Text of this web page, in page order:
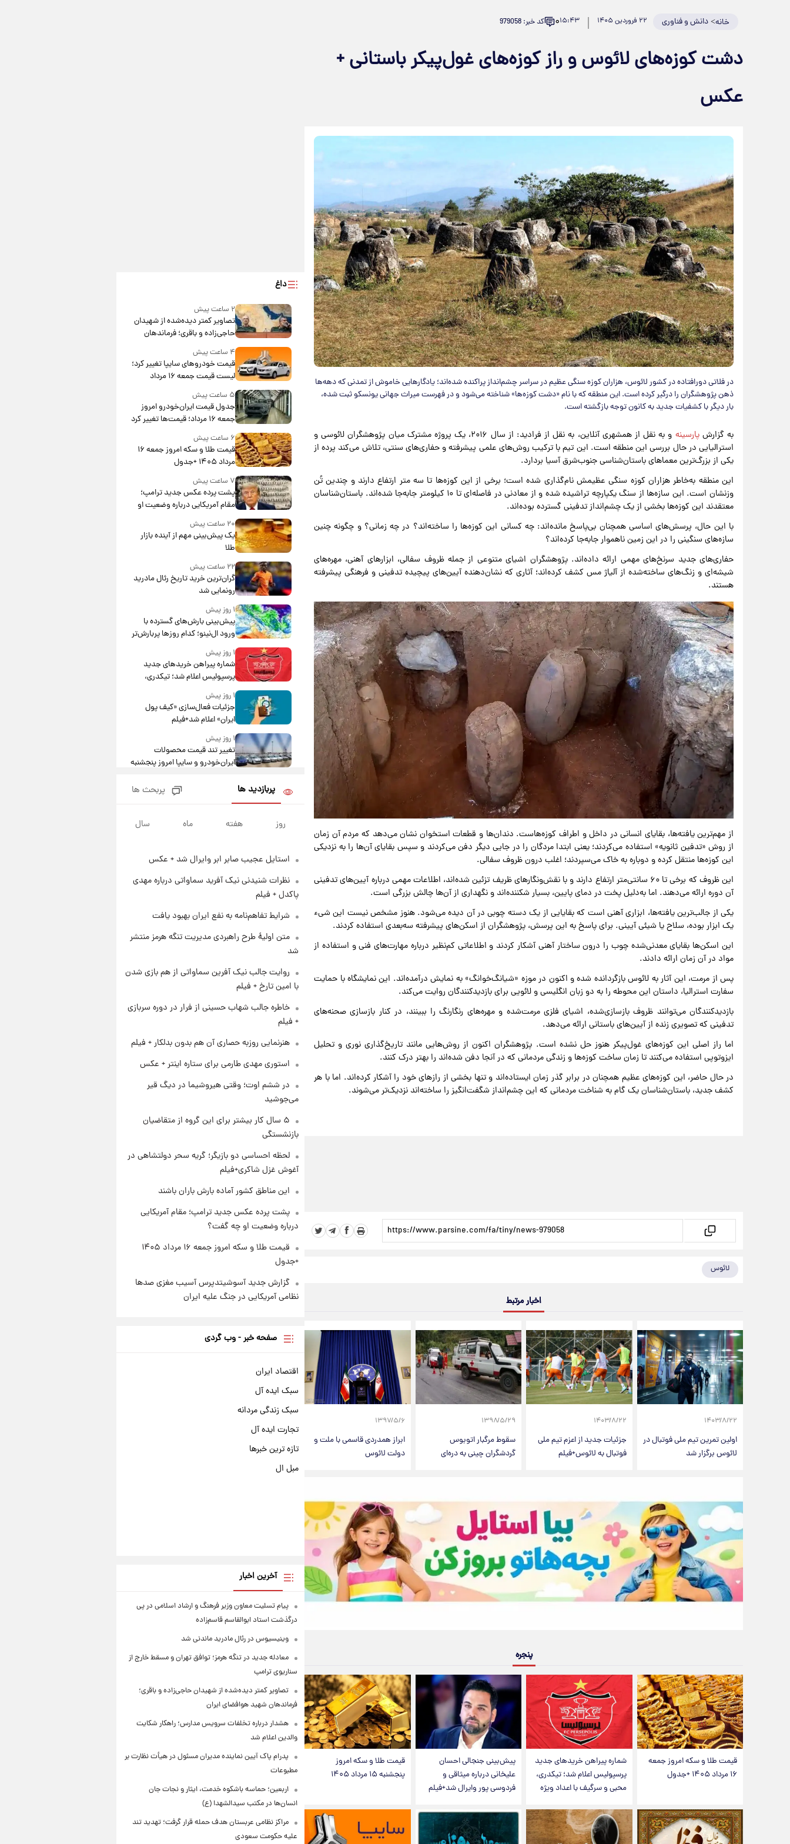
خانه>دانش و فناوری ۲۲ فروردین ۱۴۰۵ ۱۵:۴۳۰ کد خبر: 979058
دشت کوزه‌های لائوس و راز کوزه‌های غول‌پیکر باستانی +
عکس
در فلاتی دورافتاده در کشور لائوس، هزاران کوزه سنگی عظیم در سراسر چشم‌انداز پراکنده‌ شده‌اند؛ یادگارهایی خاموش از تمدنی که دهه‌ها
ذهن پژوهشگران را درگیر کرده است. این منطقه که با نام «دشت کوزه‌ها» شناخته می‌شود و در فهرست میراث جهانی یونسکو ثبت شده،
بار دیگر با کشفیات جدید به کانون توجه بازگشته است.
به گزارشپارسینه
و به نقل از همشهری آنلاین، به نقل از فرادید: از سال ۲۰۱۶، یک پروژه مشترک میان پژوهشگران لائوسی و
استرالیایی در حال بررسی این منطقه است. این تیم با ترکیب روش‌های علمی پیشرفته و حفاری‌های سنتی، تلاش می‌کند پرده از
یکی از بزرگ‌ترین معماهای باستان‌شناسی جنوب‌شرق آسیا بردارد.
این منطقه به‌خاطر هزاران کوزه سنگی عظیمش نام‌گذاری شده است؛ برخی از این کوزه‌ها تا سه متر ارتفاع دارند و چندین تُن
وزنشان است. این سازه‌ها از سنگ یکپارچه تراشیده شده و از معادنی در فاصله‌ای تا ۱۰ کیلومتر جابه‌جا شده‌اند. باستان‌شناسان
معتقدند این کوزه‌ها بخشی از یک چشم‌انداز تدفینی گسترده بوده‌اند.
با این حال، پرسش‌های اساسی همچنان بی‌پاسخ مانده‌اند: چه کسانی این کوزه‌ها را ساخته‌اند؟ در چه زمانی؟ و چگونه چنین
سازه‌های سنگینی را در این زمین ناهموار جابه‌جا کرده‌اند؟
حفاری‌های جدید سرنخ‌های مهمی ارائه داده‌اند. پژوهشگران اشیای متنوعی از جمله ظروف سفالی، ابزارهای آهنی، مهره‌های
شیشه‌ای و زنگ‌های ساخته‌شده از آلیاژ مس کشف کرده‌اند؛ آثاری که نشان‌دهنده آیین‌های پیچیده تدفینی و فرهنگی پیشرفته
هستند.
از مهم‌ترین یافته‌ها، بقایای انسانی در داخل و اطراف کوزه‌هاست. دندان‌ها و قطعات استخوان نشان می‌دهد که مردم آن زمان
از روش «تدفین ثانویه» استفاده می‌کردند؛ یعنی ابتدا مردگان را در جایی دیگر دفن می‌کردند و سپس بقایای آن‌ها را به نزدیکی
این کوزه‌ها منتقل کرده و دوباره به خاک می‌سپردند؛ اغلب درون ظروف سفالی.
این ظروف که برخی تا ۶۰ سانتی‌متر ارتفاع دارند و با نقش‌ونگارهای ظریف تزئین شده‌اند، اطلاعات مهمی درباره آیین‌های تدفینی
آن دوره ارائه می‌دهند. اما به‌دلیل پخت در دمای پایین، بسیار شکننده‌اند و نگهداری از آن‌ها چالش بزرگی است.
یکی از جالب‌ترین یافته‌ها، ابزاری آهنی است که بقایایی از یک دسته چوبی در آن دیده می‌شود. هنوز مشخص نیست این شیء
یک ابزار بوده، سلاح یا شیئی آیینی. برای پاسخ به این پرسش، پژوهشگران از اسکن‌های پیشرفته سه‌بعدی استفاده کردند.
این اسکن‌ها بقایای معدنی‌شده چوب را درون ساختار آهنی آشکار کردند و اطلاعاتی کم‌نظیر درباره مهارت‌های فنی و استفاده از
مواد در آن زمان ارائه دادند.
پس از مرمت، این آثار به لائوس بازگردانده شده و اکنون در موزه «شیانگ‌خوانگ» به نمایش درآمده‌اند. این نمایشگاه با حمایت
سفارت استرالیا، داستان این محوطه را به دو زبان انگلیسی و لائویی برای بازدیدکنندگان روایت می‌کند.
بازدیدکنندگان می‌توانند ظروف بازسازی‌شده، اشیای فلزی مرمت‌شده و مهره‌های رنگارنگ را ببینند، در کنار بازسازی صحنه‌های
تدفینی که تصویری زنده از آیین‌های باستانی ارائه می‌دهد.
اما راز اصلی این کوزه‌های غول‌پیکر هنوز حل نشده است. پژوهشگران اکنون از روش‌هایی مانند تاریخ‌گذاری نوری و تحلیل
ایزوتوپی استفاده می‌کنند تا زمان ساخت کوزه‌ها و زندگی مردمانی که در آنجا دفن شده‌اند را بهتر درک کنند.
در حال حاضر، این کوزه‌های عظیم همچنان در برابر گذر زمان ایستاده‌اند و تنها بخشی از رازهای خود را آشکار کرده‌اند. اما با هر
کشف جدید، باستان‌شناسان یک گام به شناخت مردمانی که این چشم‌انداز شگفت‌انگیز را ساخته‌اند نزدیک‌تر می‌شوند.
لائوس
اخبار مرتبط
۱۴۰۳/۸/۲۲
اولین تمرین تیم ملی فوتبال در
لائوس برگزار شد
۱۴۰۳/۸/۲۲
جزئیات جدید از اعزم تیم ملی
فوتبال به لائوس+فیلم
۱۳۹۸/۵/۲۹
سقوط مرگبار اتوبوس
گردشگران چینی به دره‌ای
۱۳۹۷/۵/۶
ابراز همدردی قاسمی با ملت و
دولت لائوس
پنجره
قیمت طلا و سکه امروز جمعه
۱۶ مرداد ۱۴۰۵ +جدول
شماره پیراهن خریدهای جدید
پرسپولیس اعلام شد؛ تیکدری،
محبی و سرگیف با اعداد ویژه
پیش‌بینی جنجالی احسان
علیخانی درباره میثاقی و
فردوسی پور وایرال شد+فیلم
قیمت طلا و سکه امروز
پنجشنبه ۱۵ مرداد ۱۴۰۵
داغ
۲ ساعت پیش
تصاویر کمتر دیده‌شده از شهیدان
حاجی‌زاده و باقری؛ فرماندهان
شهید هوافضای ایران
۴ ساعت پیش
قیمت خودروهای سایپا تغییر کرد؛
لیست قیمت جمعه ۱۶ مرداد
منتشر شد
۵ ساعت پیش
جدول قیمت ایران‌خودرو امروز
جمعه ۱۶ مرداد؛ قیمت‌ها تغییر کرد
۶ ساعت پیش
قیمت طلا و سکه امروز جمعه ۱۶
مرداد ۱۴۰۵ +جدول
۷ ساعت پیش
پشت پرده عکس جدید ترامپ؛
مقام آمریکایی درباره وضعیت او
۲۰ ساعت پیش
یک پیش‌بینی مهم از آینده بازار
طلا
۲۲ ساعت پیش
گران‌ترین خرید تاریخ رئال مادرید
رونمایی شد
۱ روز پیش
پیش‌بینی بارش‌های گسترده با
ورود ال‌نینو؛ کدام روزها پربارش‌تر
خواهند بود؟
۱ روز پیش
شماره پیراهن خریدهای جدید
پرسپولیس اعلام شد؛ تیکدری،
محبی و سرگیف با اعداد ویژه
۱ روز پیش
جزئیات فعال‌سازی «کیف پول
ایران» اعلام شد+فیلم
۱ روز پیش
تغییر تند قیمت محصولات
ایران‌خودرو و سایپا امروز پنجشنبه
قیمت طلا و سکه امروز پنجشنبه
۱۵ مرداد ۱۴۰۵
۱ روز پیش
شرایط تازه فروش اقساطی سایپا
جدول
سیگنال‌های جدید برای بازار طلا؛
پیش‌بینی قیمت سکه و طلا فردا
پربازدید ها پربحث ها
روز هفته ماه سال
استایل عجیب صابر ابر وایرال شد + عکس
نظرات شنیدنی نیک آفرید سماواتی درباره مهدی
پاکدل + فیلم
شرایط تفاهم‌نامه به نفع ایران بهبود یافت
متن اولیۀ طرح راهبردی مدیریت تنگه هرمز منتشر
شد
روایت جالب نیک آفرین سماواتی از هم بازی شدن
با امین تارخ + فیلم
خاطره جالب شهاب حسینی از فرار در دوره سربازی
+ فیلم
هنرنمایی روزبه حصاری آن هم بدون بدلکار + فیلم
استوری مهدی طارمی برای ستاره اینتر + عکس
در ششم اوت؛ وقتی هیروشیما در دیگ قیر
می‌جوشید
۵ سال کار بیشتر برای این گروه از متقاضیان
بازنشستگی
لحظه احساسی دو بازیگر؛ گریه سحر دولتشاهی در
آغوش غزل شاکری+فیلم
این مناطق کشور آماده بارش باران باشند
پشت پرده عکس جدید ترامپ؛ مقام آمریکایی
درباره وضعیت او چه گفت؟
قیمت طلا و سکه امروز جمعه ۱۶ مرداد ۱۴۰۵
+جدول
گزارش جدید آسوشیتدپرس آسیب مغزی صدها
نظامی آمریکایی در جنگ علیه ایران
صفحه خبر - وب گردی
اقتصاد ایران
سبک ایده آل
سبک زندگی مردانه
تجارت ایده آل
تازه ترین خبرها
مبل ال
آخرین اخبار
پیام تسلیت معاون وزیر فرهنگ و ارشاد اسلامی در پی
درگذشت استاد ابوالقاسم قاسم‌زاده
وینیسیوس در رئال مادرید ماندنی شد
معادله جدید در تنگه هرمز؛ توافق تهران و مسقط خارج از
سناریوی ترامپ
تصاویر کمتر دیده‌شده از شهیدان حاجی‌زاده و باقری؛
فرماندهان شهید هوافضای ایران
هشدار درباره تخلفات سرویس مدارس؛ راهکار شکایت
والدین اعلام شد
پدرام پاک آیین نماینده مدیران مسئول در هیأت نظارت بر
مطبوعات
اربعین؛ حماسه باشکوه خدمت، ایثار و نجات جان
انسان‌ها در مکتب سیدالشهدا (ع)
مراکز نظامی عربستان هدف حمله قرار گرفت؛ تهدید تند
علیه حکومت سعودی